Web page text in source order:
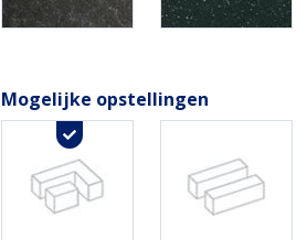
Mogelijke opstellingen